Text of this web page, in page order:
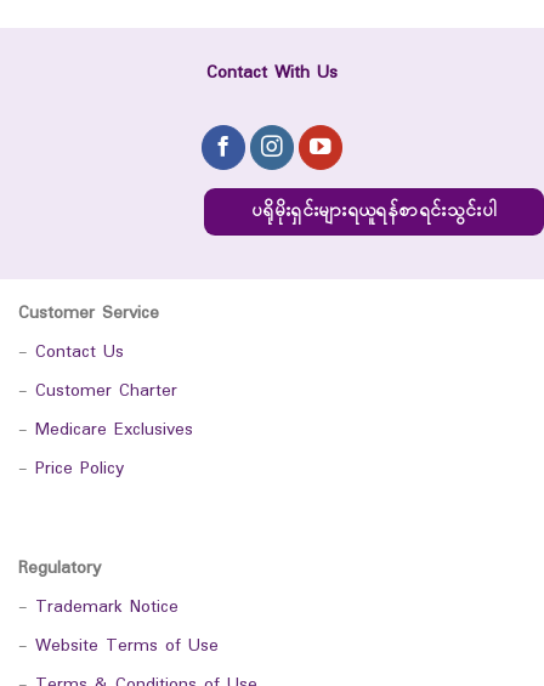
Contact With Us
ပရိုမိုးရှင်းများရယူရန်စာရင်းသွင်းပါ
Customer Service
- Contact Us
- Customer Charter
- Medicare Exclusives
- Price Policy
Regulatory
- Trademark Notice
- Website Terms of Use